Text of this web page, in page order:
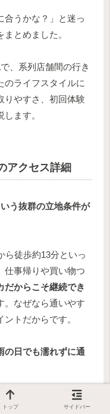
合うかな？」と迷っ
とめました。
、系列店舗間の行き
のライフスタイルに
りやすさ、初回体験
ます。
アクセス詳細
う抜群の立地条件が
ら徒歩約13分といっ
仕事帰りや買い物つ
だからこそ継続でき
。なぜなら通いやす
トだからです。
の日でも濡れずに通
谷線が使え、渋谷店
トップ サイドバー